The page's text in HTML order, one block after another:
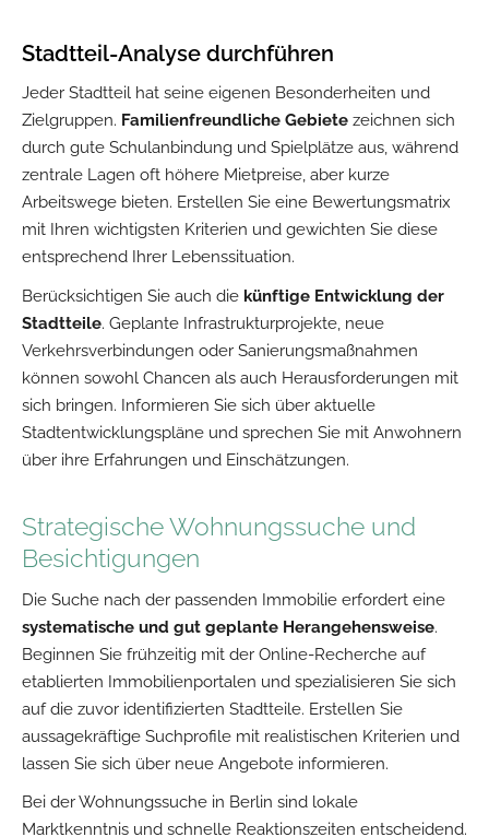
Stadtteil-Analyse durchführen
Jeder Stadtteil hat seine eigenen Besonderheiten und
Zielgruppen. Familienfreundliche Gebiete zeichnen sich
durch gute Schulanbindung und Spielplätze aus, während
zentrale Lagen oft höhere Mietpreise, aber kurze
Arbeitswege bieten. Erstellen Sie eine Bewertungsmatrix
mit Ihren wichtigsten Kriterien und gewichten Sie diese
entsprechend Ihrer Lebenssituation.
Berücksichtigen Sie auch die künftige Entwicklung der
Stadtteile. Geplante Infrastrukturprojekte, neue
Verkehrsverbindungen oder Sanierungsmaßnahmen
können sowohl Chancen als auch Herausforderungen mit
sich bringen. Informieren Sie sich über aktuelle
Stadtentwicklungspläne und sprechen Sie mit Anwohnern
über ihre Erfahrungen und Einschätzungen.
Strategische Wohnungssuche und
Besichtigungen
Die Suche nach der passenden Immobilie erfordert eine
systematische und gut geplante Herangehensweise.
Beginnen Sie frühzeitig mit der Online-Recherche auf
etablierten Immobilienportalen und spezialisieren Sie sich
auf die zuvor identifizierten Stadtteile. Erstellen Sie
aussagekräftige Suchprofile mit realistischen Kriterien und
lassen Sie sich über neue Angebote informieren.
Bei der Wohnungssuche in Berlin sind lokale
Marktkenntnis und schnelle Reaktionszeiten entscheidend.